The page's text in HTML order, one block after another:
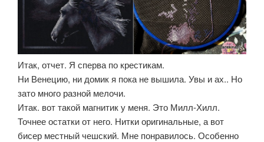
Итак, отчет. Я сперва по крестикам.
Ни Венецию, ни домик я пока не вышила. Увы и ах.. Но
зато много разной мелочи.
Итак. вот такой магнитик у меня. Это Милл-Хилл.
Точнее остатки от него. Нитки оригинальные, а вот
бисер местный чешский. Мне понравилось. Особенно